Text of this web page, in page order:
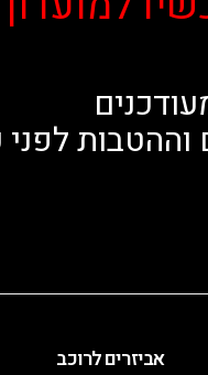
לפני
אביזרים לרוכב